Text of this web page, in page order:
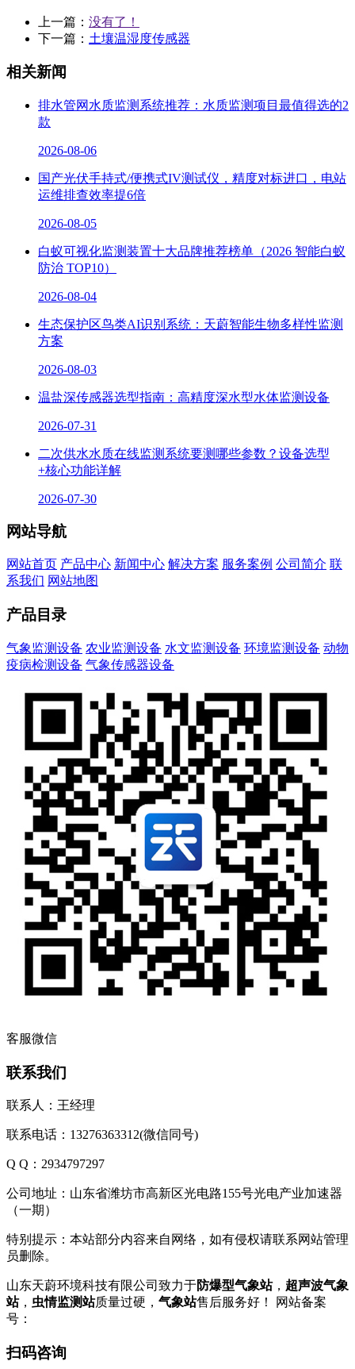
上一篇： 没有了！
下一篇： 土壤温湿度传感器
相关新闻
排水管网水质监测系统推荐：水质监测项目最值得选的2
款
2026-08-06
国产光伏手持式/便携式IV测试仪，精度对标进口，电站
运维排查效率提6倍
2026-08-05
白蚁可视化监测装置十大品牌推荐榜单（2026 智能白蚁
防治 TOP10）
2026-08-04
生态保护区鸟类AI识别系统：天蔚智能生物多样性监测
方案
2026-08-03
温盐深传感器选型指南：高精度深水型水体监测设备
2026-07-31
二次供水水质在线监测系统要测哪些参数？设备选型
+核心功能详解
2026-07-30
网站导航
网站首页 产品中心 新闻中心 解决方案 服务案例 公司简介 联
系我们 网站地图
产品目录
气象监测设备 农业监测设备 水文监测设备 环境监测设备 动物
疫病检测设备 气象传感器设备
客服微信
联系我们
联系人：王经理
联系电话：13276363312(微信同号)
Q Q：2934797297
公司地址：山东省潍坊市高新区光电路155号光电产业加速器
（一期）
特别提示：本站部分内容来自网络，如有侵权请联系网站管理
员删除。
山东天蔚环境科技有限公司致力于防爆型气象站， 超声波气象
站， 虫情监测站质量过硬， 气象站售后服务好！ 网站备案
号：
扫码咨询